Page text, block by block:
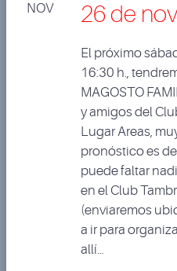
NOV
26 de
El próximo
16:30 h.,
MAGOSTO
y amigos del
Lugar Areas,
pronóstico es
puede faltar
en el Club
(enviaremos
a ir para
allí…